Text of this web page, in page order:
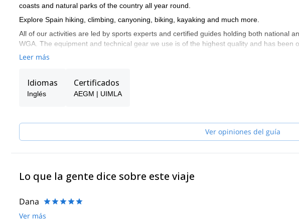
coasts and natural parks of the country all year round.
Explore Spain hiking, climbing, canyoning, biking, kayaking and much more.
All of our activities are led by sports experts and certified guides holding both national
WGA. The equipment and technical gear we use is of the highest quality and has been
Leer más
Idiomas
Inglés
Certificados
AEGM | UIMLA
Ver opiniones del guía
Lo que la gente dice sobre este viaje
Dana
Ver más